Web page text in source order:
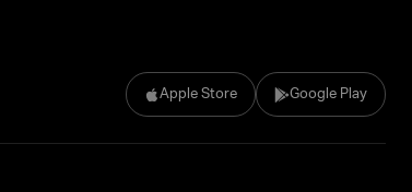
Apple Store Google Play